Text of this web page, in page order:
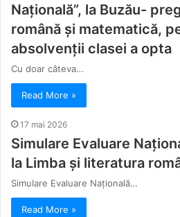
Națională”, la Buzău-
română și matematică,
absolvenții clasei a opta
Cu doar câteva…
Read More »
17 mai 2026
Simulare Evaluare
la Limba și literatura
Simulare Evaluare Națională…
Read More »